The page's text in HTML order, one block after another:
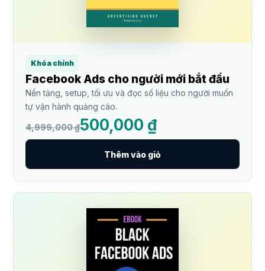
Khóa chính
Facebook Ads cho người mới bắt đầu
Nền tảng, setup, tối ưu và đọc số liệu cho người muốn
tự vận hành quảng cáo.
4,999,000 ₫500,000 ₫
Thêm vào giỏ